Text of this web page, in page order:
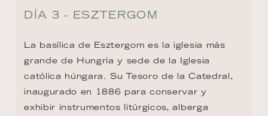
DÍA 3 - ESZTERGOM
La basílica de Esztergom es la iglesia más
grande de Hungría y sede de la Iglesia
católica húngara. Su Tesoro de la Catedral,
inaugurado en 1886 para conservar y
exhibir instrumentos litúrgicos, alberga